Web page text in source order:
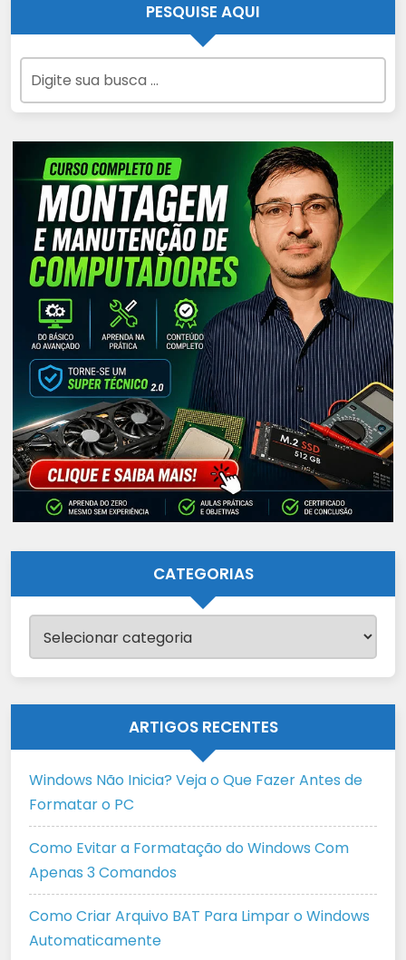
PESQUISE AQUI
CATEGORIAS
ARTIGOS RECENTES
Windows Não Inicia? Veja o Que Fazer Antes de
Formatar o PC
Como Evitar a Formatação do Windows Com
Apenas 3 Comandos
Como Criar Arquivo BAT Para Limpar o Windows
Automaticamente